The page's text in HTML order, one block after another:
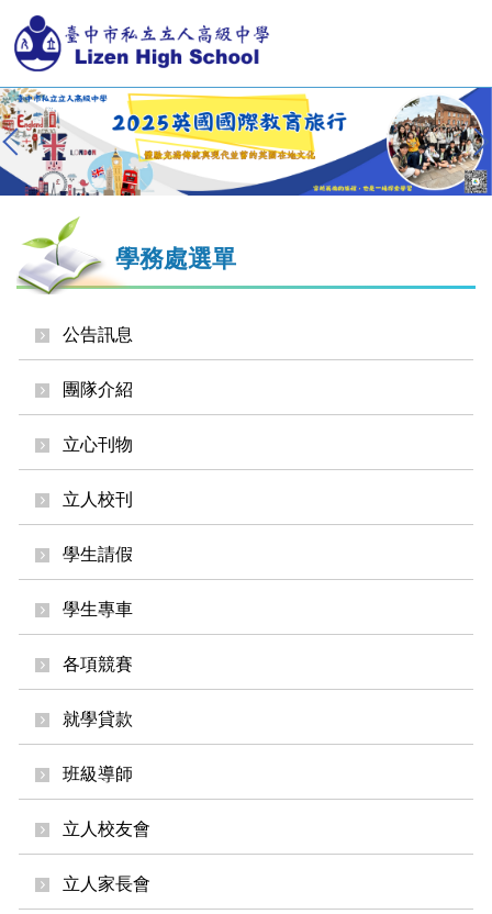
到
主
要
內
容
區
學務處選單
公告訊息
團隊介紹
立心刊物
立人校刊
學生請假
學生專車
各項競賽
就學貸款
班級導師
立人校友會
立人家長會